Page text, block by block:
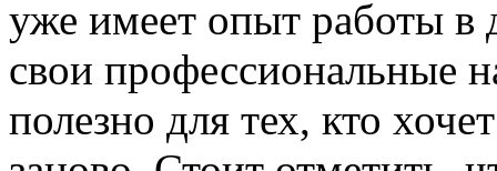
уже имеет опыт работы в
свои профессиональные
полезно для тех, кто